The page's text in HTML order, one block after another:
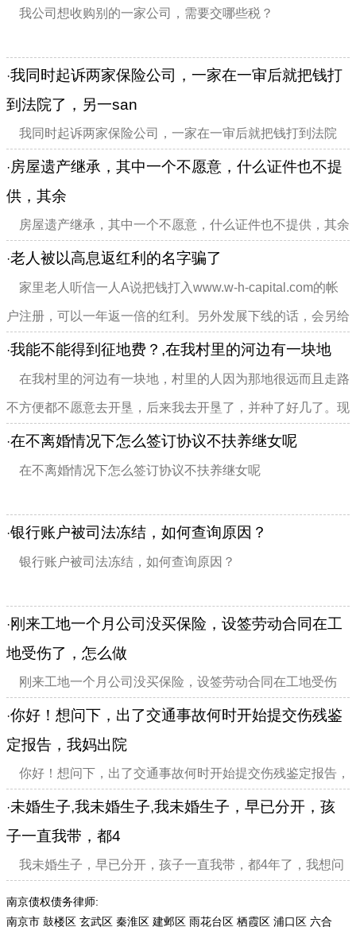
我公司想收购别的一家公司，需要交哪些税？
·我同时起诉两家保险公司，一家在一审后就把钱打
到法院了，另一san
我同时起诉两家保险公司，一家在一审后就把钱打到法院
了，另一san我同时起诉两家保险公司，一家在一审后就把钱
打到法院了，另一家上诉后维持原判。到法院拿钱时说案件不
在他们那里不能给钱，请问案件资料多久可以到...
·房屋遗产继承，其中一个不愿意，什么证件也不提
供，其余
房屋遗产继承，其中一个不愿意，什么证件也不提供，其余
·老人被以高息返红利的名字骗了
家里老人听信一人A说把钱打入www.w-h-capital.com的帐
户注册，可以一年返一倍的红利。另外发展下线的话，会另给
你1000元的钱返还。就给了A2万8现金。A给打了收条，用他
自己帐户的钱给我家老人在这个网站注册了帐户...
·我能不能得到征地费？,在我村里的河边有一块地
在我村里的河边有一块地，村里的人因为那地很远而且走路
不方便都不愿意去开垦，后来我去开垦了，并种了好几了。现
在要建水库，国家有一定的补偿，请问那钱是我的还是村里人
的？如果没有我的开垦，那地早就没了。
·在不离婚情况下怎么签订协议不扶养继女呢
在不离婚情况下怎么签订协议不扶养继女呢
·银行账户被司法冻结，如何查询原因？
银行账户被司法冻结，如何查询原因？
·刚来工地一个月公司没买保险，设签劳动合同在工
地受伤了，怎么做
刚来工地一个月公司没买保险，设签劳动合同在工地受伤
了，怎么做才可工伤认证，公司又不配合
·你好！想问下，出了交通事故何时开始提交伤残鉴
定报告，我妈出院
你好！想问下，出了交通事故何时开始提交伤残鉴定报告，
我妈出院
·未婚生子,我未婚生子,我未婚生子，早已分开，孩
子一直我带，都4
我未婚生子，早已分开，孩子一直我带，都4年了，我想问
她应不应该付孩子抚养费？
南京债权债务律师:
南京市 鼓楼区 玄武区 秦淮区 建邺区 雨花台区 栖霞区 浦口区 六合